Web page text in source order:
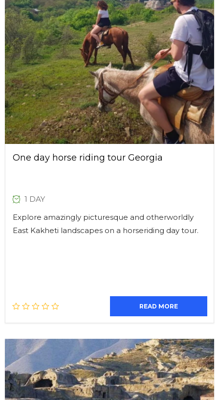
One day horse riding tour Georgia
1 DAY
Explore amazingly picturesque and otherworldly
East Kakheti landscapes on a horseriding day tour.
READ MORE